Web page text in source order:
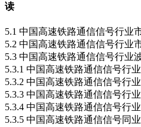
读
5.1 中国高速铁路通信信号行业
5.2 中国高速铁路通信信号行业
5.3 中国高速铁路通信信号行业
5.3.1 中国高速铁路通信信号行
5.3.2 中国高速铁路通信信号行
5.3.3 中国高速铁路通信信号行
5.3.4 中国高速铁路通信信号行
5.3.5 中国高速铁路通信信号同